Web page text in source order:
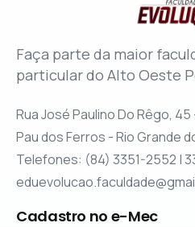
Faça parte da maior
particular do Alto Oeste
Rua José Paulino Do Rêgo,
Pau dos Ferros - Rio Grande
Telefones: (84) 3351-2552 |
Cadastro no e-Mec